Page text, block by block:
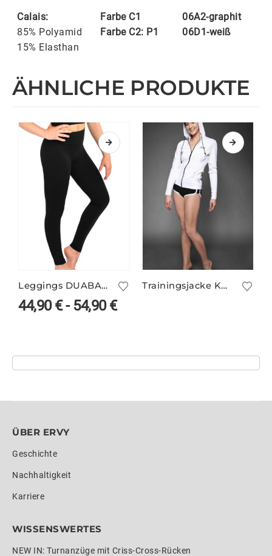
Calais:
85% Polyamid
15% Elasthan
Farbe C1
Farbe C2: P1
06A2-graphit
06D1-weiß
ÄHNLICHE PRODUKTE
Leggings DUABA/1 mit breitem Bund – viele Farben
44,90€-54,90€
Trainingsjacke KORFU I
ÜBER ERVY
Geschichte
Nachhaltigkeit
Karriere
WISSENSWERTES
NEW IN: Turnanzüge mit Criss-Cross-Rücken